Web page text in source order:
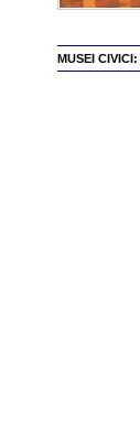
MUSEI CIVICI: